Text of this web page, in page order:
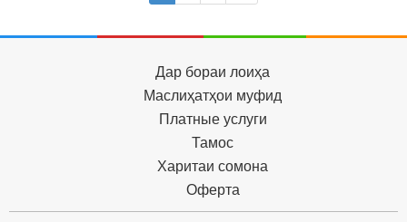
Дар бораи лоиҳа
Маслиҳатҳои муфид
Платные услуги
Тамос
Харитаи сомона
Оферта